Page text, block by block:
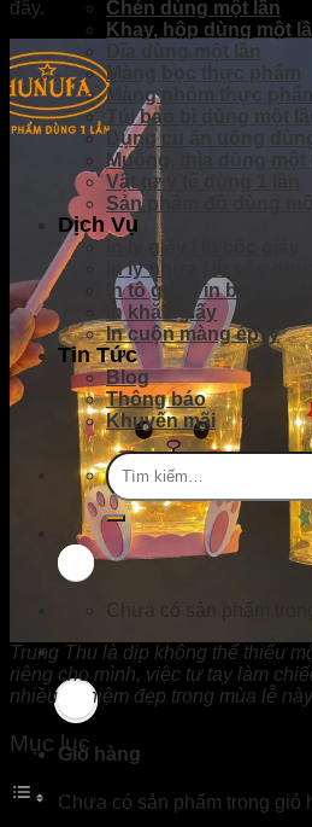
Chén dùng một lần
Khay, hộp dùng một
Dĩa dùng một lần
Màng bọc thực phẩm
Màng nhôm thực
Túi bao bì dùng một
Dụng cụ ăn uống
Muỗng, thìa dùng một
Vật tư y tế dùng 1 lần
Sản phầm đồ dùng
Dịch Vụ
In ly giấy / In cốc giấy
In ly nhựa / In cốc nhựa
In tô giấy / in bát giấy
In khăn giấy
In cuộn màng ép ly
Tin Tức
Blog
Thông báo
Khuyến mãi
Tìm
kiếm:
Giỏ hàng
Chưa có sản phẩm trong giỏ
đây.
Trung Thu là dịp không thể thiếu
riêng cho mình, việc tự tay làm
nhiều kỷ niệm đẹp trong mùa lễ
Mục lục